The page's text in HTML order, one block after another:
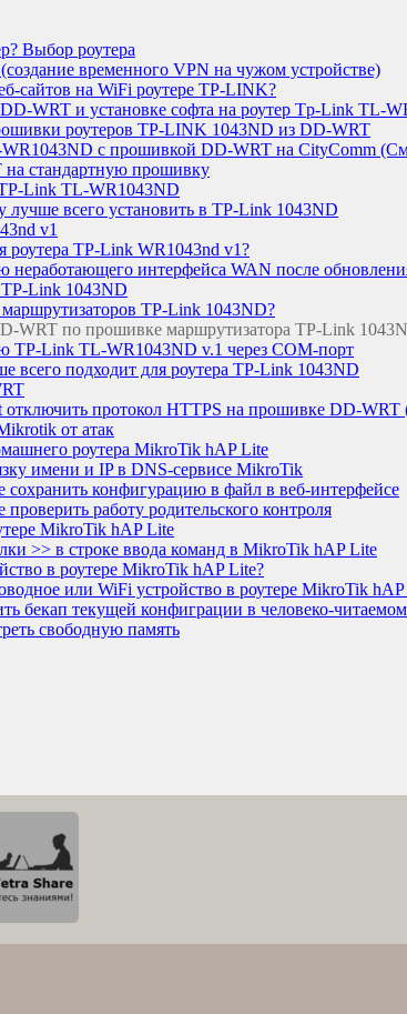
Выбор роутера
временного VPN на чужом устройстве)
сайтов на WiFi роутере TP-LINK?
WRT и установке софта на роутер Tp-Link TL-
роутеров TP-LINK 1043ND из DD-WRT
с прошивкой DD-WRT на CityComm
стандартную прошивку
Link TL-WR1043ND
всего установить в TP-Link 1043ND
v1
TP-Link WR1043nd v1?
неработающего интерфейса WAN после
TP-Link 1043ND
TP-Link 1043ND?
WRT по прошивке маршрутизатора TP-Link
TP-Link TL-WR1043ND v.1 через COM-порт
всего подходит для роутера TP-Link 1043ND
отключить протокол HTTPS на прошивке DD-
от атак
роутера MikroTik hAP Lite
имени и IP в DNS-сервисе MikroTik
конфигурацию в файл в веб-интерфейсе
работу родительского контроля
MikroTik hAP Lite
>> в строке ввода команд в MikroTik hAP Lite
в роутере MikroTik hAP Lite?
или WiFi устройство в роутере MikroTik
бекап текущей конфиграции в человеко-
свободную память